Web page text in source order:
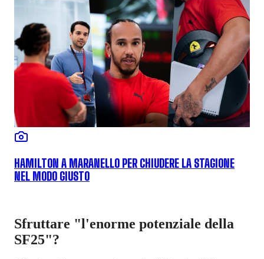
HAMILTON A MARANELLO PER CHIUDERE LA STAGIONE
NEL MODO GIUSTO
Sfruttare "l'enorme potenziale della
SF25"?